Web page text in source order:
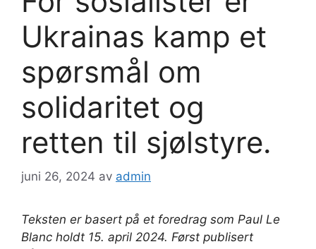
Ukrainas kamp et
spørsmål om
solidaritet og
retten til sjølstyre.
juni 26, 2024 av admin
Teksten er basert på et foredrag som Paul Le
Blanc holdt 15. april 2024. Først publisert